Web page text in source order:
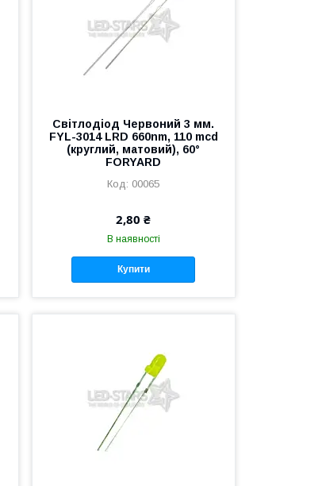
Світлодіод Червоний 3 мм.
FYL-3014 LRD 660nm, 110 mcd
(круглий, матовий), 60°
FORYARD
00065
2,80 ₴
В наявності
Купити